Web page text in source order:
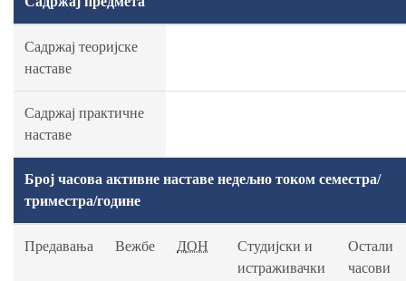
Садржај теоријске
наставе
Садржај практичне
наставе
Број часова активне наставе недељно током семестра/
триместра/године
Предавања Вежбе ДОН
Студијски и
истраживачки
Остали
часови